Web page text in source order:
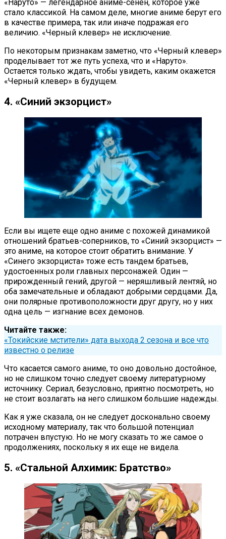
«Наруто» — легендарное аниме-сёнен, которое уже
стало классикой. На самом деле, многие аниме берут его
в качестве примера, так или иначе подражая его
величию. «Черный клевер» не исключение.
По некоторым признакам заметно, что «Черный клевер»
проделывает тот же путь успеха, что и «Наруто».
Остается только ждать, чтобы увидеть, каким окажется
«Черный клевер» в будущем.
4. «Синий экзорцист»
Если вы ищете еще одно аниме с похожей динамикой
отношений братьев-соперников, то «Синий экзорцист» —
это аниме, на которое стоит обратить внимание. У
«Синего экзорциста» тоже есть тандем братьев,
удостоенных роли главных персонажей. Один —
прирожденный гений, другой — неряшливый лентяй, но
оба замечательные и обладают добрыми сердцами. Да,
они полярные противоположности друг другу, но у них
одна цель — изгнание всех демонов.
Читайте также:
«Токийские мстители» дата выхода 2 сезона и все что
известно о релизе
Что касается самого аниме, то оно довольно достойное,
но не слишком точно следует своему литературному
источнику. Сериал, безусловно, приятно посмотреть, но
не стоит возлагать на него слишком большие надежды.
Как я уже сказала, он не следует досконально своему
исходному материалу, так что большой потенциал
потрачен впустую. Но не могу сказать то же самое о
продолжениях, поскольку я их еще не видела.
5. «Стальной Алхимик: Братство»